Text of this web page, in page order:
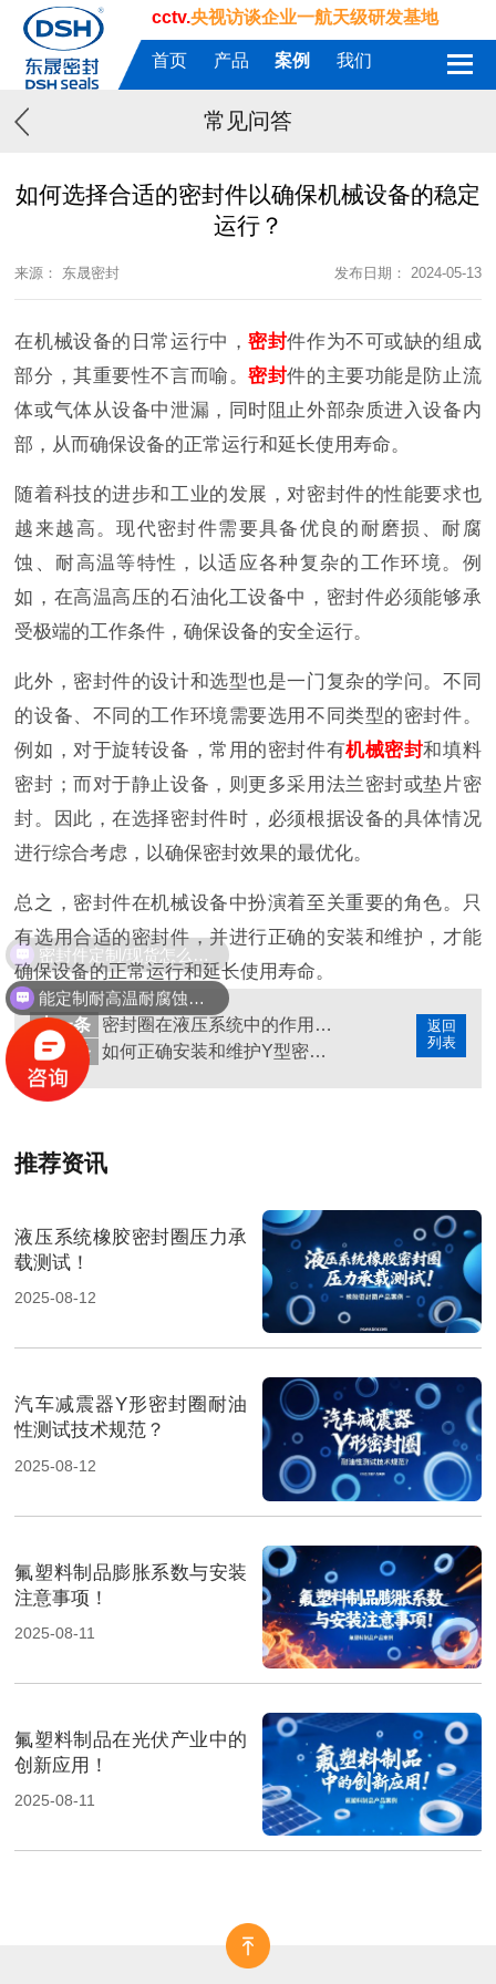
cctv.央视访谈企业一航天级研发基地
首页 产品 案例 我们
常见问答
如何选择合适的密封件以确保机械设备的稳定
运行？
来源： 东晟密封 发布日期： 2024-05-13
在机械设备的日常运行中，密封件作为不可或缺的组成
部分，其重要性不言而喻。密封件的主要功能是防止流
体或气体从设备中泄漏，同时阻止外部杂质进入设备内
部，从而确保设备的正常运行和延长使用寿命。
随着科技的进步和工业的发展，对密封件的性能要求也
越来越高。现代密封件需要具备优良的耐磨损、耐腐
蚀、耐高温等特性，以适应各种复杂的工作环境。例
如，在高温高压的石油化工设备中，密封件必须能够承
受极端的工作条件，确保设备的安全运行。
此外，密封件的设计和选型也是一门复杂的学问。不同
的设备、不同的工作环境需要选用不同类型的密封件。
例如，对于旋转设备，常用的密封件有机械密封和填料
密封；而对于静止设备，则更多采用法兰密封或垫片密
封。因此，在选择密封件时，必须根据设备的具体情况
进行综合考虑，以确保密封效果的最优化。
总之，密封件在机械设备中扮演着至关重要的角色。只
有选用合适的密封件，并进行正确的安装和维护，才能
确保设备的正常运行和延长使用寿命。
返回
列表
上一条
密封圈在液压系统中的作用是什么？如何有效避免其失效？
下一条
如何正确安装和维护Y型密封圈以延长其使用寿命？
推荐资讯
液压系统橡胶密封圈压力承
载测试！
2025-08-12
汽车减震器Y形密封圈耐油
性测试技术规范？
2025-08-12
氟塑料制品膨胀系数与安装
注意事项！
2025-08-11
氟塑料制品在光伏产业中的
创新应用！
2025-08-11
密封件定制/现货怎么报价，起订量多少？